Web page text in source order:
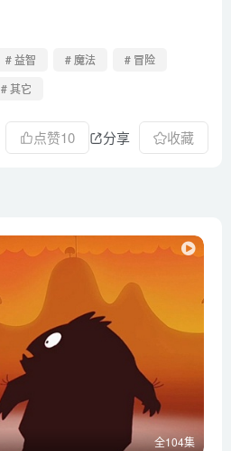
# 益智 # 魔法
# 冒险
# 其它
点赞10 分享 收藏
全104集